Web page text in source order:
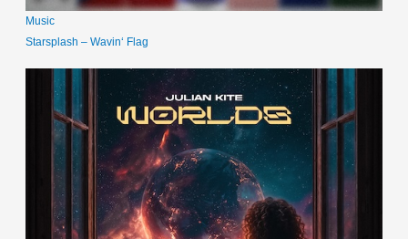
Music
Starsplash – Wavin‘ Flag